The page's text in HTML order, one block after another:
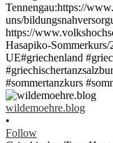
wildemoehre.blog
•
Follow